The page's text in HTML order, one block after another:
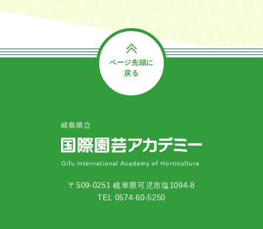
ページ先頭に
戻る
〒509-0251 岐阜県可児市塩1094-8
TEL 0574-60-5250